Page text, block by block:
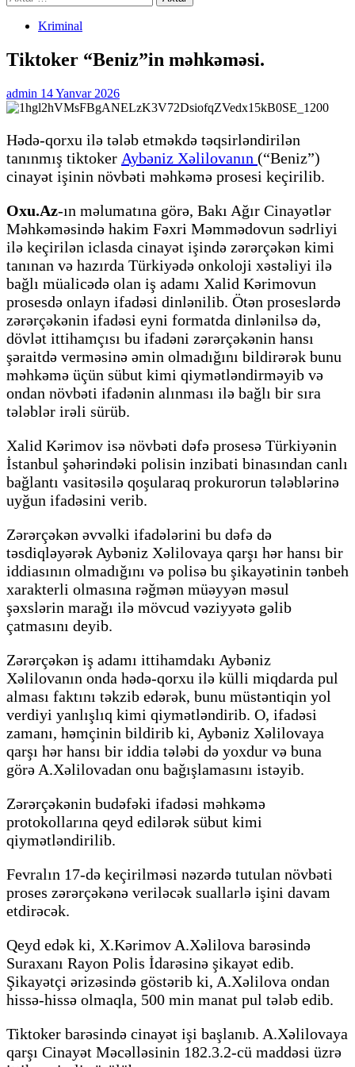
Kriminal
Tiktoker “Beniz”in məhkəməsi.
admin 14 Yanvar 2026
Hədə-qorxu ilə tələb etməkdə təqsirləndirilən
tanınmış tiktoker Aybəniz Xəlilovanın (“Beniz”)
cinayət işinin növbəti məhkəmə prosesi keçirilib.
Oxu.Az-ın məlumatına görə, Bakı Ağır Cinayətlər
Məhkəməsində hakim Fəxri Məmmədovun sədrliyi
ilə keçirilən iclasda cinayət işində zərərçəkən kimi
tanınan və hazırda Türkiyədə onkoloji xəstəliyi ilə
bağlı müalicədə olan iş adamı Xalid Kərimovun
prosesdə onlayn ifadəsi dinlənilib. Ötən proseslərdə
zərərçəkənin ifadəsi eyni formatda dinlənilsə də,
dövlət ittihamçısı bu ifadəni zərərçəkənin hansı
şəraitdə verməsinə əmin olmadığını bildirərək bunu
məhkəmə üçün sübut kimi qiymətləndirməyib və
ondan növbəti ifadənin alınması ilə bağlı bir sıra
tələblər irəli sürüb.
Xalid Kərimov isə növbəti dəfə prosesə Türkiyənin
İstanbul şəhərindəki polisin inzibati binasından canlı
bağlantı vasitəsilə qoşularaq prokurorun tələblərinə
uyğun ifadəsini verib.
Zərərçəkən əvvəlki ifadələrini bu dəfə də
təsdiqləyərək Aybəniz Xəlilovaya qarşı hər hansı bir
iddiasının olmadığını və polisə bu şikayətinin tənbeh
xarakterli olmasına rəğmən müəyyən məsul
şəxslərin marağı ilə mövcud vəziyyətə gəlib
çatmasını deyib.
Zərərçəkən iş adamı ittihamdakı Aybəniz
Xəlilovanın onda hədə-qorxu ilə külli miqdarda pul
alması faktını təkzib edərək, bunu müstəntiqin yol
verdiyi yanlışlıq kimi qiymətləndirib. O, ifadəsi
zamanı, həmçinin bildirib ki, Aybəniz Xəlilovaya
qarşı hər hansı bir iddia tələbi də yoxdur və buna
görə A.Xəlilovadan onu bağışlamasını istəyib.
Zərərçəkənin budəfəki ifadəsi məhkəmə
protokollarına qeyd edilərək sübut kimi
qiymətləndirilib.
Fevralın 17-də keçirilməsi nəzərdə tutulan növbəti
proses zərərçəkənə veriləcək suallarlə işini davam
etdirəcək.
Qeyd edək ki, X.Kərimov A.Xəlilova barəsində
Suraxanı Rayon Polis İdarəsinə şikayət edib.
Şikayətçi ərizəsində göstərib ki, A.Xəlilova ondan
hissə-hissə olmaqla, 500 min manat pul tələb edib.
Tiktoker barəsində cinayət işi başlanıb. A.Xəlilovaya
qarşı Cinayət Məcəlləsinin 182.3.2-cü maddəsi üzrə